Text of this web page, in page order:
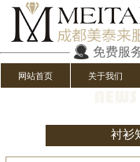
免费服
网站首页 关于我们
衬衫